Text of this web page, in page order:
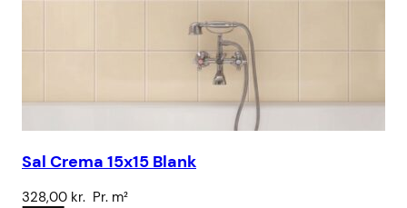
Sal Crema 15x15 Blank
328,00 kr. Pr. m²